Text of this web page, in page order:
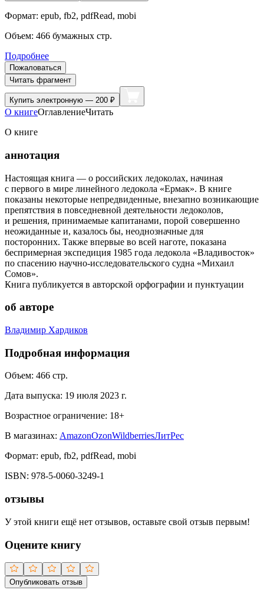
Формат: epub, fb2, pdfRead, mobi
Объем: 466 бумажных стр.
Подробнее
Пожаловаться
Читать фрагмент
Купить электронную — 200 ₽
О книгеОглавлениеЧитать
О книге
аннотация
Настоящая книга — о российских ледоколах, начиная
с первого в мире линейного ледокола «Ермак». В книге
показаны некоторые непредвиденные, внезапно возникающие
препятствия в повседневной деятельности ледоколов,
и решения, принимаемые капитанами, порой совершенно
неожиданные и, казалось бы, неоднозначные для
посторонних. Также впервые во всей наготе, показана
беспримерная экспедиция 1985 года ледокола «Владивосток»
по спасению научно-исследовательского судна «Михаил
Сомов».
Книга публикуется в авторской орфографии и пунктуации
об авторе
Владимир Хардиков
Подробная информация
Объем: 466 стр.
Дата выпуска: 19 июля 2023 г.
Возрастное ограничение: 18+
В магазинах: AmazonOzonWildberriesЛитРес
Формат: epub, fb2, pdfRead, mobi
ISBN: 978-5-0060-3249-1
отзывы
У этой книги ещё нет отзывов, оставьте свой отзыв первым!
Оцените книгу
Опубликовать отзыв